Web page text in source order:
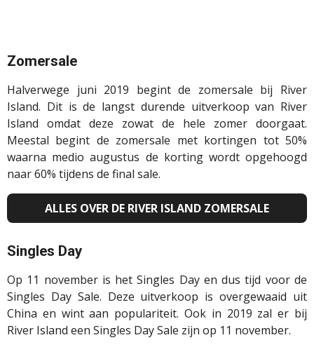
Zomersale
Halverwege juni 2019 begint de zomersale bij River
Island. Dit is de langst durende uitverkoop van River
Island omdat deze zowat de hele zomer doorgaat.
Meestal begint de zomersale met kortingen tot 50%
waarna medio augustus de korting wordt opgehoogd
naar 60% tijdens de final sale.
ALLES OVER DE RIVER ISLAND ZOMERSALE
Singles Day
Op 11 november is het Singles Day en dus tijd voor de
Singles Day Sale. Deze uitverkoop is overgewaaid uit
China en wint aan populariteit. Ook in 2019 zal er bij
River Island een Singles Day Sale zijn op 11 november.